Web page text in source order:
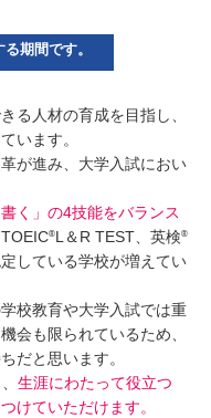
期間です。
る人材の育成を目指し、
います。
が進み、大学入試におい
く」の4技能をバランス
®L＆R TEST、英検®
している学校が増えてい
校教育や大学入試では重
会も限られているため、
だと思います。
生涯にわたって役立つ
けていただけます。